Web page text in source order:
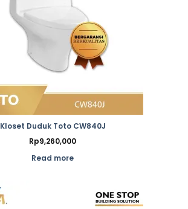
Kloset Duduk Toto CW840J
Rp9,260,000
Read more